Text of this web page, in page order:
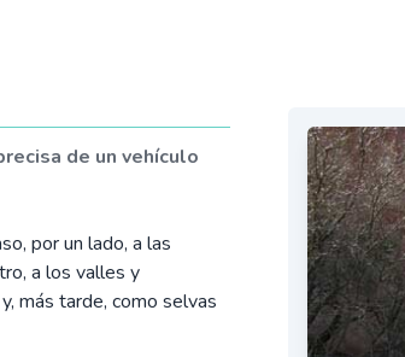
de un vehículo
por un lado, a las
a los valles y
más tarde, como selvas